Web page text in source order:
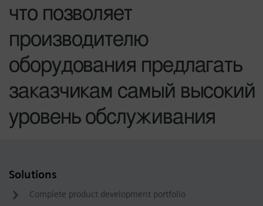
что позволяет
производителю
оборудования предлагать
заказчикам самый высокий
уровень обслуживания
Solutions
Complete product development portfolio